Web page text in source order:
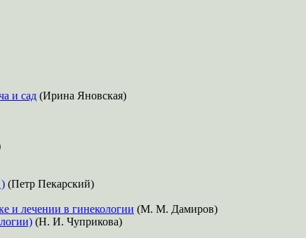
и сад (Ирина Яновская)
(Петр Пекарский)
и лечении в гинекологии (М. М. Дамиров)
(Н. И. Чуприкова)